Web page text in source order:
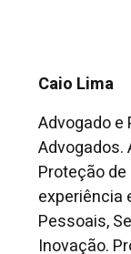
Caio Lima
Advogado e
Advogados.
Proteção
experiência
Pessoais,
Inovação.